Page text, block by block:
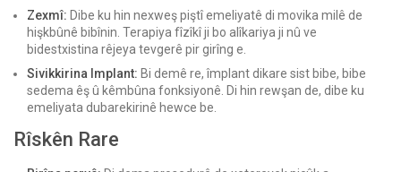
Zexmî: Dibe ku hin nexweş piştî emeliyatê di movika milê de
hişkbûnê bibînin. Terapiya fîzîkî ji bo alîkariya ji nû ve
bidestxistina rêjeya tevgerê pir girîng e.
Sivikkirina Implant: Bi demê re, împlant dikare sist bibe, bibe
sedema êş û kêmbûna fonksiyonê. Di hin rewşan de, dibe ku
emeliyata dubarekirinê hewce be.
Rîskên Rare